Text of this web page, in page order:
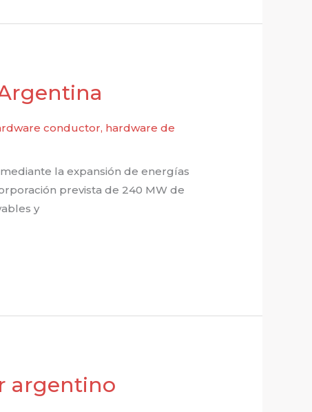
conductor, hardware de
la expansión de energías
prevista de 240 MW de
y
argentino